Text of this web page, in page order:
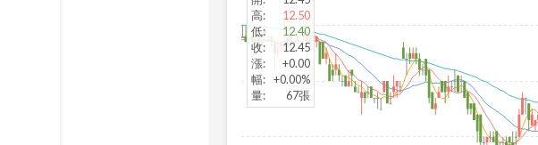
高:
12.50
低:
12.40
收:
12.45
漲:
+0.00
幅: +0.00%
量: 67張